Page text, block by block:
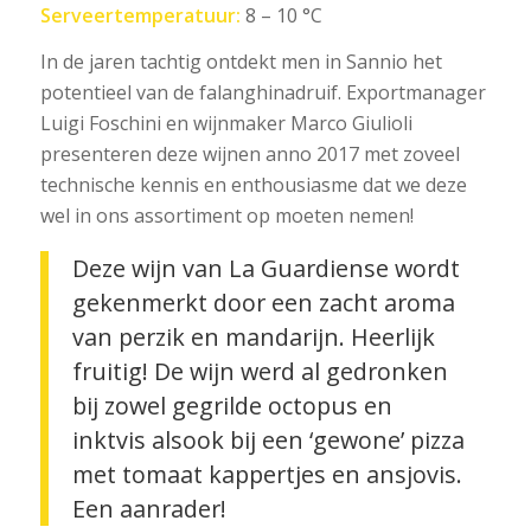
Serveertemperatuur: 8 – 10 °C
In de jaren tachtig ontdekt men in Sannio het
potentieel van de falanghinadruif. Exportmanager
Luigi Foschini en wijnmaker Marco Giulioli
presenteren deze wijnen anno 2017 met zoveel
technische kennis en enthousiasme dat we deze
wel in ons assortiment op moeten nemen!
Deze wijn van La Guardiense wordt
gekenmerkt door een zacht aroma
van perzik en mandarijn. Heerlijk
fruitig! De wijn werd al gedronken
bij zowel gegrilde octopus en
inktvis alsook bij een ‘gewone’ pizza
met tomaat kappertjes en ansjovis.
Een aanrader!